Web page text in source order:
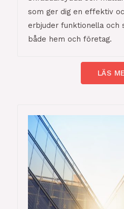
som ger dig en effektiv
erbjuder funktionella och
både hem och företag.
LÄS